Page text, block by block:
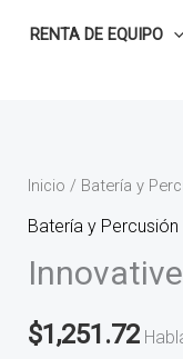
RENTA DE EQUIPO
Inicio / Batería y
Batería y Percusión
$1,251.72
Innovative
Rods
Varas,
IP-
B2